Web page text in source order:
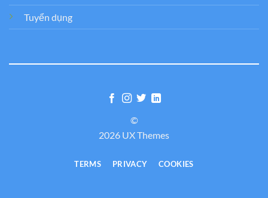
Tuyển dụng
©
2026 UX Themes
TERMS PRIVACY COOKIES